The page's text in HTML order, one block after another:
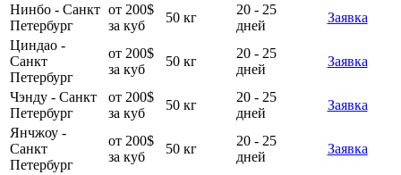
Нинбо - Санкт
Петербург
от 200$
за куб
50 кг
20 - 25
дней
Заявка
Циндао -
Санкт
Петербург
от 200$
за куб
50 кг
20 - 25
дней
Заявка
Чэнду - Санкт
Петербург
от 200$
за куб
50 кг
20 - 25
дней
Заявка
Янчжоу -
Санкт
Петербург
от 200$
за куб
50 кг
20 - 25
дней
Заявка